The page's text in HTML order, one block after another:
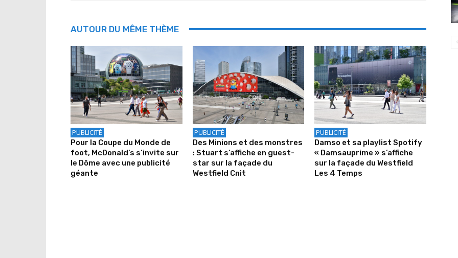
AUTOUR DU MÊME THÈME
PUBLICITÉ
Pour la Coupe du Monde de
foot, McDonald’s s’invite sur
le Dôme avec une publicité
géante
PUBLICITÉ
Des Minions et des monstres
: Stuart s’affiche en guest-
star sur la façade du
Westfield Cnit
PUBLICITÉ
Damso et sa playlist Spotify
« Damsauprime » s’affiche
sur la façade du Westfield
Les 4 Temps